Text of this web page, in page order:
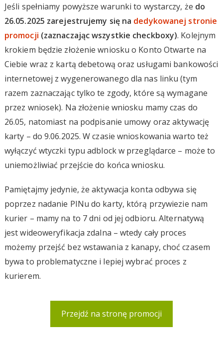
Jeśli spełniamy powyższe warunki to wystarczy, że do
26.05.2025 zarejestrujemy się na dedykowanej stronie
promocji (zaznaczając wszystkie checkboxy). Kolejnym
krokiem będzie złożenie wniosku o Konto Otwarte na
Ciebie wraz z kartą debetową oraz usługami bankowości
internetowej z wygenerowanego dla nas linku (tym
razem zaznaczając tylko te zgody, które są wymagane
przez wniosek). Na złożenie wniosku mamy czas do
26.05, natomiast na podpisanie umowy oraz aktywację
karty – do 9.06.2025. W czasie wnioskowania warto też
wyłączyć wtyczki typu adblock w przeglądarce – może to
uniemożliwiać przejście do końca wniosku.
Pamiętajmy jedynie, że aktywacja konta odbywa się
poprzez nadanie PINu do karty, którą przywiezie nam
kurier – mamy na to 7 dni od jej odbioru. Alternatywą
jest wideoweryfikacja zdalna – wtedy cały proces
możemy przejść bez wstawania z kanapy, choć czasem
bywa to problematyczne i lepiej wybrać proces z
kurierem.
Przejdź na stronę promocji